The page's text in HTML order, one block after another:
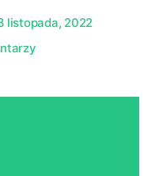
listopada, 2022